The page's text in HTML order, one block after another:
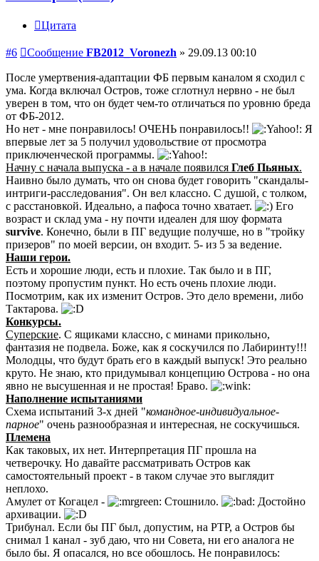
Цитата
#6 Сообщение FB2012_Voronezh » 29.09.13 00:10
После умертвения-адаптации ФБ первым каналом я сходил с
ума. Когда включал Остров, тоже сглотнул нервно - не был
уверен в том, что он будет чем-то отличаться по уровню бреда
от ФБ-2012.
Но нет - мне понравилось! ОЧЕНЬ понравилось!!
Я
впервые лет за 5 получил удовольствие от просмотра
приключенческой программы.
Начну с начала выпуска - а в начале появился Глеб Пьяных.
Наивно было думать, что он снова будет говорить "скандалы-
интриги-расследования". Он вел классно. С душой, с толком,
с расстановкой. Идеально, а пафоса точно хватает.
Его
возраст и склад ума - ну почти идеален для шоу формата
survive. Конечно, были в ПГ ведущие получше, но в "тройку
призеров" по моей версии, он входит. 5- из 5 за ведение.
Наши герои.
Есть и хорошие люди, есть и плохие. Так было и в ПГ,
поэтому пропустим пункт. Но есть очень плохие люди.
Посмотрим, как их изменит Остров. Это дело времени, либо
Тактарова.
Конкурсы.
Суперские. С ящиками классно, с минами прикольно,
фантазия не подвела. Боже, как я соскучился по Лабиринту!!!
Молодцы, что будут брать его в каждый выпуск! Это реально
круто. Не знаю, кто придумывал концепцию Острова - но она
явно не высушенная и не простая! Браво.
Наполнение испытаниями
Схема испытаний 3-х дней "командное-индивидуальное-
парное" очень разнообразная и интересная, не соскучишься.
Племена
Как таковых, их нет. Интерпретация ПГ прошла на
четверочку. Но давайте рассматривать Остров как
самостоятельный проект - в таком случае это выглядит
неплохо.
Амулет от Когацел -
Стошнило.
Достойно
архивации.
Трибунал. Если бы ПГ был, допустим, на РТР, а Остров бы
снимал 1 канал - зуб даю, что ни Совета, ни его аналога не
было бы. Я опасался, но все обошлось. Не понравилось: